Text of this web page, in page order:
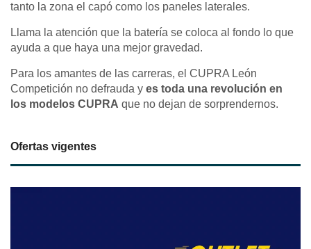
tanto la zona el capó como los paneles laterales.
Llama la atención que la batería se coloca al fondo lo que
ayuda a que haya una mejor gravedad.
Para los amantes de las carreras, el CUPRA León
Competición no defrauda y es toda una revolución en
los modelos CUPRA que no dejan de sorprendernos.
Ofertas vigentes